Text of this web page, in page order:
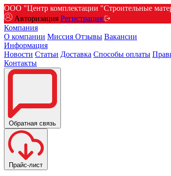
ООО "Центр комплектации "Строительные
Авторизация Регистрация
Компания
О компании Миссия Отзывы Вакансии
Информация
Новости Статьи Доставка Способы оплаты
Контакты
Обратная связь
Прайс-лист